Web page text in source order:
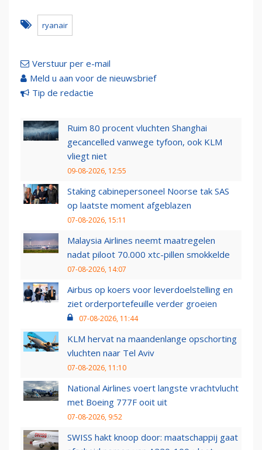
ryanair
Verstuur per e-mail
Meld u aan voor de nieuwsbrief
Tip de redactie
Ruim 80 procent vluchten Shanghai
gecancelled vanwege tyfoon, ook KLM
vliegt niet
09-08-2026, 12:55
Staking cabinepersoneel Noorse tak SAS
op laatste moment afgeblazen
07-08-2026, 15:11
Malaysia Airlines neemt maatregelen
nadat piloot 70.000 xtc-pillen smokkelde
07-08-2026, 14:07
Airbus op koers voor leverdoelstelling en
ziet orderportefeuille verder groeien
07-08-2026, 11:44
KLM hervat na maandenlange opschorting
vluchten naar Tel Aviv
07-08-2026, 11:10
National Airlines voert langste vrachtvlucht
met Boeing 777F ooit uit
07-08-2026, 9:52
SWISS hakt knoop door: maatschappij gaat